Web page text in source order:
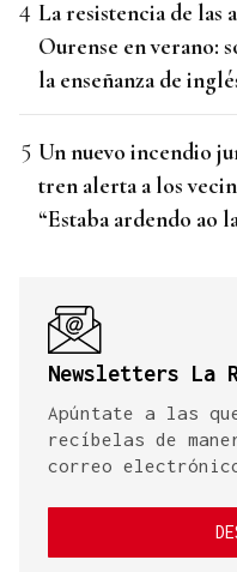
La resistencia de las
Ourense en verano:
la enseñanza de
Un nuevo incendio
tren alerta a los
“Estaba ardendo ao
Newsletters La
Apúntate a las
recíbelas de
correo